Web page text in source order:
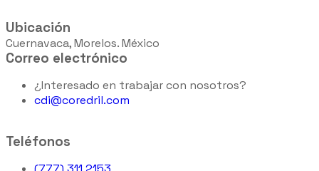
Ubicación
Cuernavaca, Morelos. México
Correo electrónico
¿Interesado en trabajar con nosotros?
cdi@coredril.com
Teléfonos